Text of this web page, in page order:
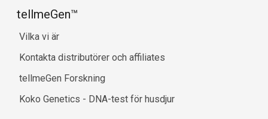
tellmeGen™
Vilka vi är
Kontakta distributörer och affiliates
tellmeGen Forskning
Koko Genetics - DNA-test för husdjur